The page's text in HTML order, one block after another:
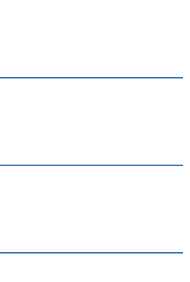
заболевания человек
что он совершил
вытесняют личность.
поступки больного